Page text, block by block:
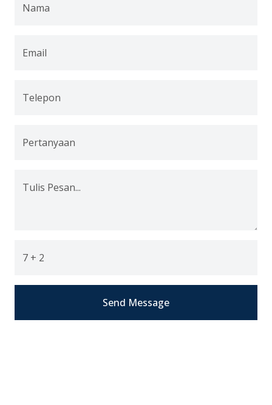
Nama
Email
Telepon
Pertanyaan
Tulis Pesan...
7 + 2
Send Message